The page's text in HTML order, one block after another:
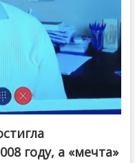
году, а «мечта»